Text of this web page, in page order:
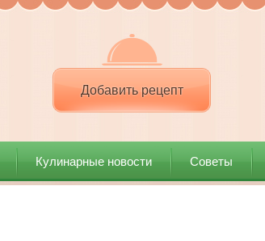
Добавить рецепт
Кулинарные новости Советы